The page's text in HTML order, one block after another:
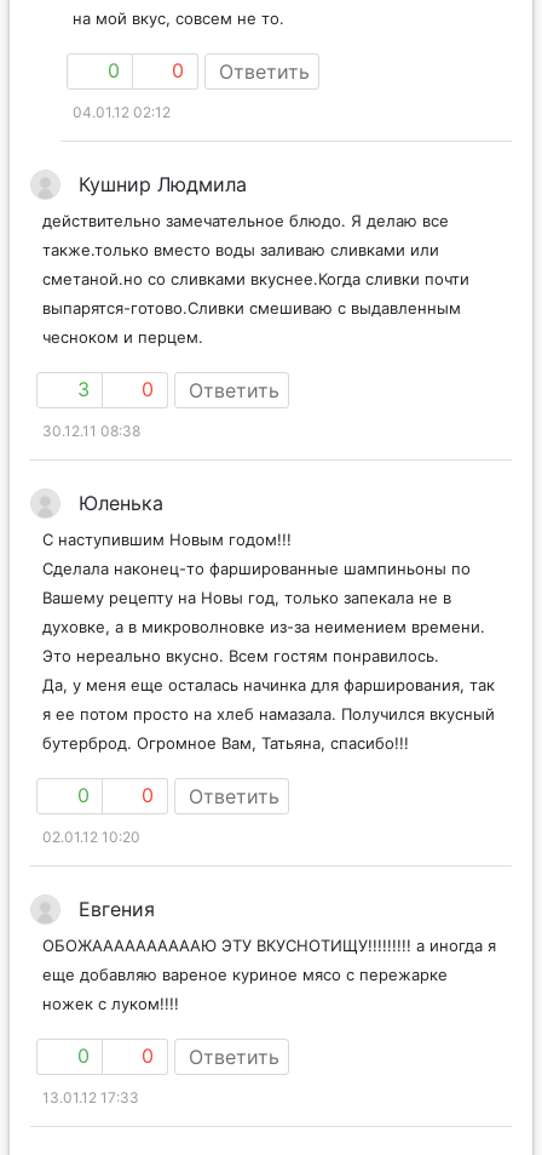
на мой вкус, совсем не то.
0 0 Ответить
04.01.12 02:12
Кушнир Людмила
действительно замечательное блюдо. Я делаю все
также.только вместо воды заливаю сливками или
сметаной.но со сливками вкуснее.Когда сливки почти
выпарятся-готово.Сливки смешиваю с выдавленным
чесноком и перцем.
3 0 Ответить
30.12.11 08:38
Юленька
С наступившим Новым годом!!!
Сделала наконец-то фаршированные шампиньоны по
Вашему рецепту на Новы год, только запекала не в
духовке, а в микроволновке из-за неимением времени.
Это нереально вкусно. Всем гостям понравилось.
Да, у меня еще осталась начинка для фарширования, так
я ее потом просто на хлеб намазала. Получился вкусный
бутерброд. Огромное Вам, Татьяна, спасибо!!!
0 0 Ответить
02.01.12 10:20
Евгения
ОБОЖААААААААААЮ ЭТУ ВКУСНОТИЩУ!!!!!!!!! а иногда я
еще добавляю вареное куриное мясо с пережарке
ножек с луком!!!!
0 0 Ответить
13.01.12 17:33